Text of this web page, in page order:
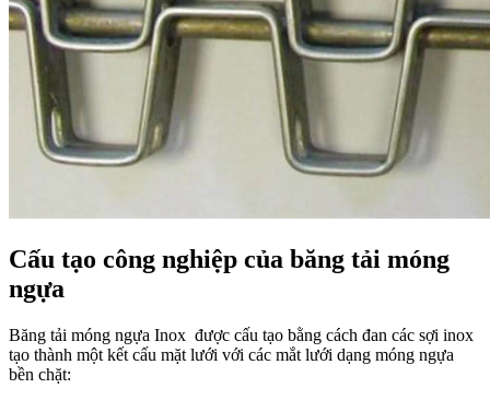
Cấu tạo công nghiệp của băng tải móng
ngựa
Băng tải móng ngựa Inox được cấu tạo bằng cách đan các sợi inox
tạo thành một kết cấu mặt lưới với các mắt lưới dạng móng ngựa
bền chặt: